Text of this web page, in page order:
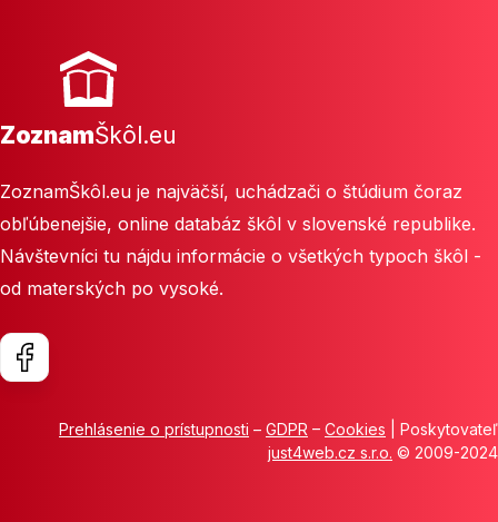
ZoznamŠkôl.eu
ZoznamŠkôl.eu je najväčší, uchádzači o štúdium čoraz
obľúbenejšie, online databáz škôl v slovenské republike.
Návštevníci tu nájdu informácie o všetkých typoch škôl -
od materských po vysoké.
Prehlásenie o prístupnosti – GDPR – Cookies | Poskytovateľ
just4web.cz s.r.o. © 2009-2024